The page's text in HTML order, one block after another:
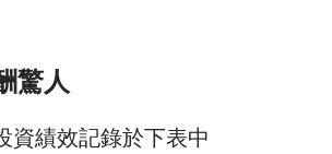
驚人
資績效記錄於下表中